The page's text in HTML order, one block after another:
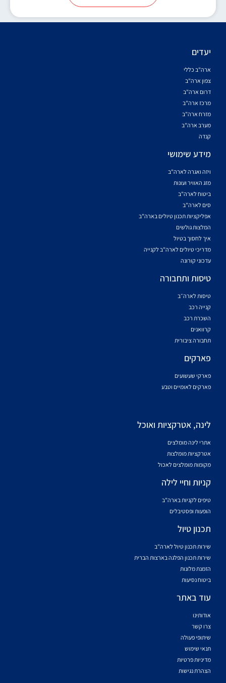
יעדים
ארה"ב כללי
צפון ארה"ב
דרום ארה"ב
מרכז ארה"ב
מזרח ארה"ב
מערב ארה"ב
קנדה
מידע שימושי
ויזה ואגרה לארה"ב
מזג האוויר ועונות
ביטוח לארה"ב
סים לארה"ב
אפליקציות תכנון טיולים בארה"ב
המלצות גולשים
איך לחסוך בטיול
מדריכי טיולים לארה"ב לקנייה
עדכוני קורונה
טיסות ותחבורה
טיסות לארה״ב
קנייה רכב
השכרת רכב
קרוואנים
תחבורה ציבורית
פארקים
פארקי שעשועים
פארקים לאומיים וטבע
לינה, אטרקציות ואוכל
אתרי לינה מומלצים
אטרקציות מומלצות
מקומות מומלצים לאכול
קניות וחיי לילה
טיפים לקניות בארה"ב
הופעות ופסטיבלים
תכנון טיול
שירות תכנון טיול לארה"ב
שירות תכנון הפלגה בארצות הברית
הזמנת מלונות
ביטוח נסיעות
עוד באתר
אודותינו
צרו קשר
שיתופי פעולה
תנאי שימוש
מדיניות פרטיות
הצהרת נגישות